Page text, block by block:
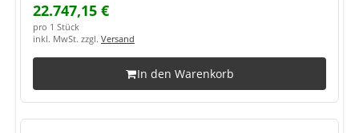
22.747,15 €
pro 1 Stück
inkl. MwSt. zzgl. Versand
In den Warenkorb